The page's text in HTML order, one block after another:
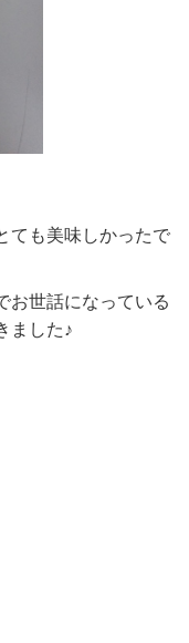
ても美味しかったで
お世話になっている
ました♪